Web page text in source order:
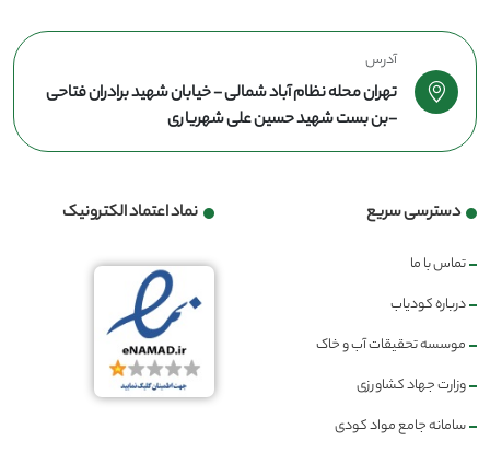
آدرس
تهران محله نظام آباد شمالی - خیابان شهید برادران فتاحی
-بن بست شهید حسین علی شهریاری
دسترسی سریع
تماس با ما
درباره کودیاب
موسسه تحقیقات آب و خاک
وزارت جهاد کشاورزی
سامانه جامع مواد کودی
نماد اعتماد الکترونیک